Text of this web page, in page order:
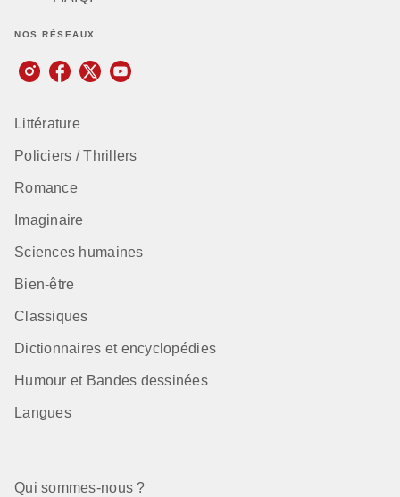
NOS RÉSEAUX
Littérature
Policiers / Thrillers
Romance
Imaginaire
Sciences humaines
Bien-être
Classiques
Dictionnaires et encyclopédies
Humour et Bandes dessinées
Langues
Qui sommes-nous ?